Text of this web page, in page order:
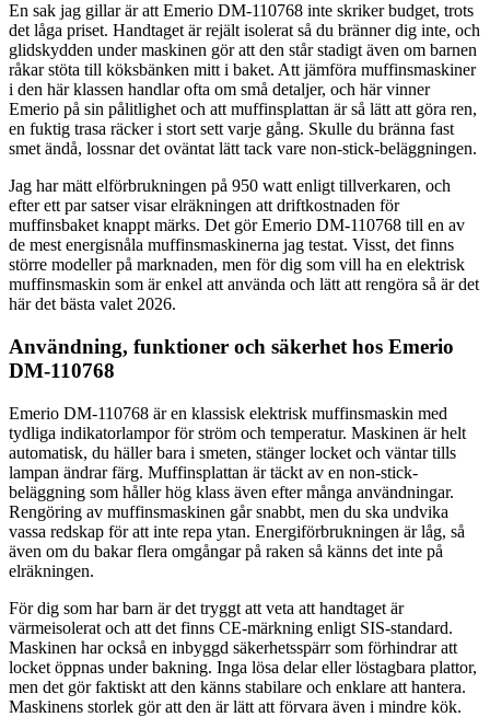
En sak jag gillar är att Emerio DM-110768 inte skriker budget, trots
det låga priset. Handtaget är rejält isolerat så du bränner dig inte, och
glidskydden under maskinen gör att den står stadigt även om barnen
råkar stöta till köksbänken mitt i baket. Att jämföra muffinsmaskiner
i den här klassen handlar ofta om små detaljer, och här vinner
Emerio på sin pålitlighet och att muffinsplattan är så lätt att göra ren,
en fuktig trasa räcker i stort sett varje gång. Skulle du bränna fast
smet ändå, lossnar det oväntat lätt tack vare non-stick-beläggningen.
Jag har mätt elförbrukningen på 950 watt enligt tillverkaren, och
efter ett par satser visar elräkningen att driftkostnaden för
muffinsbaket knappt märks. Det gör Emerio DM-110768 till en av
de mest energisnåla muffinsmaskinerna jag testat. Visst, det finns
större modeller på marknaden, men för dig som vill ha en elektrisk
muffinsmaskin som är enkel att använda och lätt att rengöra så är det
här det bästa valet 2026.
Användning, funktioner och säkerhet hos Emerio
DM-110768
Emerio DM-110768 är en klassisk elektrisk muffinsmaskin med
tydliga indikatorlampor för ström och temperatur. Maskinen är helt
automatisk, du häller bara i smeten, stänger locket och väntar tills
lampan ändrar färg. Muffinsplattan är täckt av en non-stick-
beläggning som håller hög klass även efter många användningar.
Rengöring av muffinsmaskinen går snabbt, men du ska undvika
vassa redskap för att inte repa ytan. Energiförbrukningen är låg, så
även om du bakar flera omgångar på raken så känns det inte på
elräkningen.
För dig som har barn är det tryggt att veta att handtaget är
värmeisolerat och att det finns CE-märkning enligt SIS-standard.
Maskinen har också en inbyggd säkerhetsspärr som förhindrar att
locket öppnas under bakning. Inga lösa delar eller löstagbara plattor,
men det gör faktiskt att den känns stabilare och enklare att hantera.
Maskinens storlek gör att den är lätt att förvara även i mindre kök.